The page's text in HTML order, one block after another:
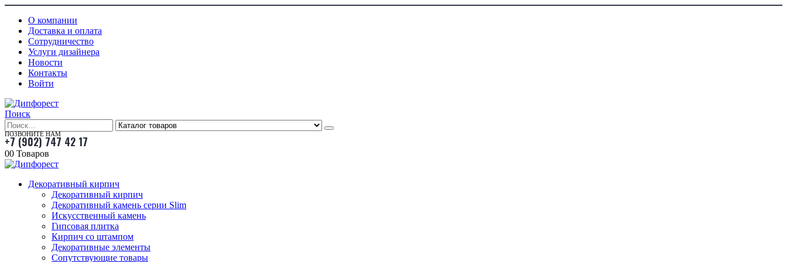
О компании
Доставка и оплата
Сотрудничество
Услуги дизайнера
Новости
Контакты
Войти
Поиск
ПОЗВОНИТЕ НАМ
+7 (902) 747 42 17
00 Товаров
Декоративный кирпич
Декоративный кирпич
Декоративный камень серии Slim
Искусственный камень
Гипсовая плитка
Кирпич со штампом
Декоративные элементы
Сопутствующие товары